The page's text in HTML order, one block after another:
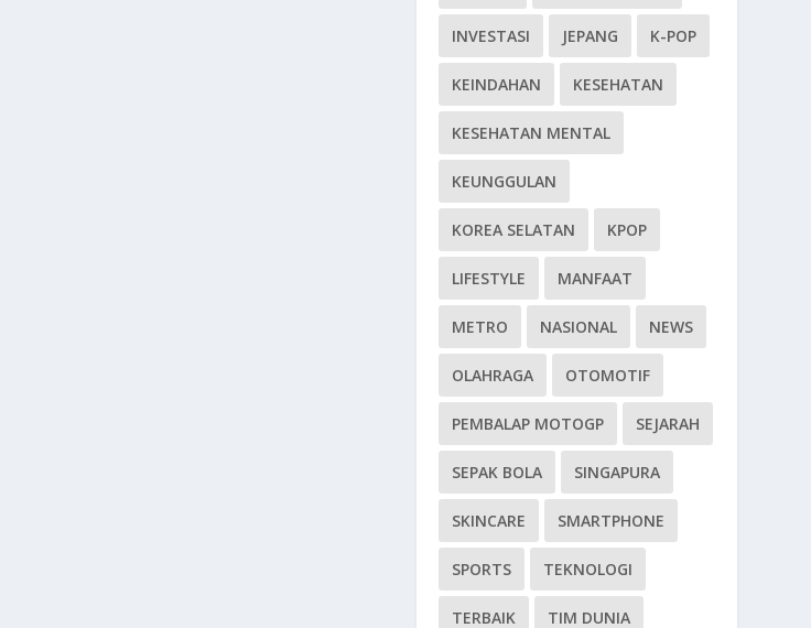
INVESTASI JEPANG K-POP
KEINDAHAN KESEHATAN
KESEHATAN MENTAL
KEUNGGULAN
KOREA SELATAN KPOP
LIFESTYLE MANFAAT
METRO NASIONAL NEWS
OLAHRAGA OTOMOTIF
PEMBALAP MOTOGP SEJARAH
SEPAK BOLA SINGAPURA
SKINCARE SMARTPHONE
SPORTS TEKNOLOGI
TERBAIK TIM DUNIA